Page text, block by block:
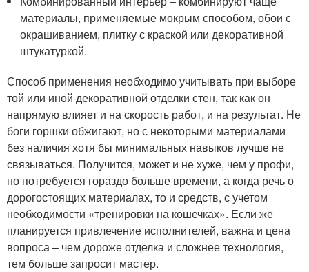
материалы, применяемые мокрым способом, обои с
окрашиванием, плитку с краской или декоративной
штукатуркой.
Способ применения необходимо учитывать при выборе
той или иной декоративной отделки стен, так как он
напрямую влияет и на скорость работ, и на результат. Не
боги горшки обжигают, но с некоторыми материалами
без наличия хотя бы минимальных навыков лучше не
связываться. Получится, может и не хуже, чем у профи,
но потребуется гораздо больше времени, а когда речь о
дорогостоящих материалах, то и средств, с учетом
необходимости «тренировки на кошечках». Если же
планируется привлечение исполнителей, важна и цена
вопроса – чем дороже отделка и сложнее технология,
тем больше запросит мастер.